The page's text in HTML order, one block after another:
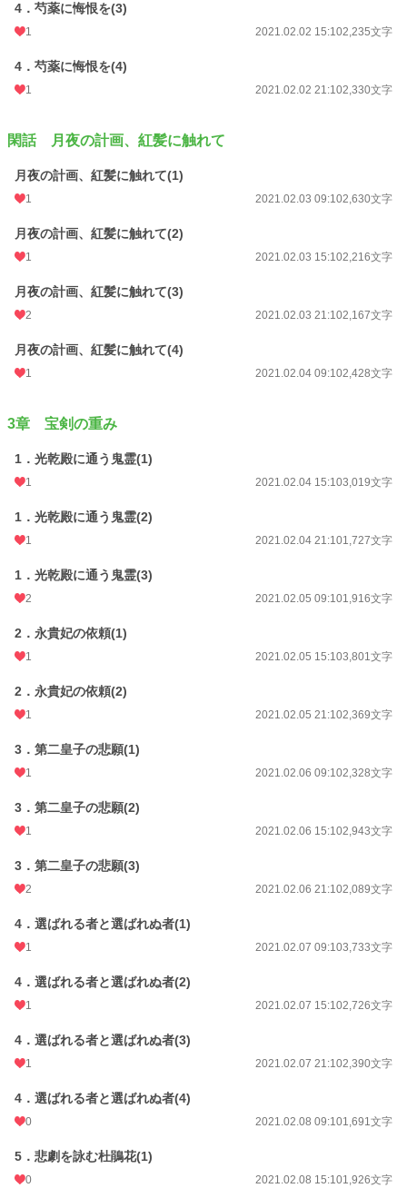
4．芍薬に悔恨を(3)
1 2021.02.02 15:102,235文字
4．芍薬に悔恨を(4)
1 2021.02.02 21:102,330文字
閑話 月夜の計画、紅髪に触れて
月夜の計画、紅髪に触れて(1)
1 2021.02.03 09:102,630文字
月夜の計画、紅髪に触れて(2)
1 2021.02.03 15:102,216文字
月夜の計画、紅髪に触れて(3)
2 2021.02.03 21:102,167文字
月夜の計画、紅髪に触れて(4)
1 2021.02.04 09:102,428文字
3章 宝剣の重み
1．光乾殿に通う鬼霊(1)
1 2021.02.04 15:103,019文字
1．光乾殿に通う鬼霊(2)
1 2021.02.04 21:101,727文字
1．光乾殿に通う鬼霊(3)
2 2021.02.05 09:101,916文字
2．永貴妃の依頼(1)
1 2021.02.05 15:103,801文字
2．永貴妃の依頼(2)
1 2021.02.05 21:102,369文字
3．第二皇子の悲願(1)
1 2021.02.06 09:102,328文字
3．第二皇子の悲願(2)
1 2021.02.06 15:102,943文字
3．第二皇子の悲願(3)
2 2021.02.06 21:102,089文字
4．選ばれる者と選ばれぬ者(1)
1 2021.02.07 09:103,733文字
4．選ばれる者と選ばれぬ者(2)
1 2021.02.07 15:102,726文字
4．選ばれる者と選ばれぬ者(3)
1 2021.02.07 21:102,390文字
4．選ばれる者と選ばれぬ者(4)
0 2021.02.08 09:101,691文字
5．悲劇を詠む杜鵑花(1)
0 2021.02.08 15:101,926文字